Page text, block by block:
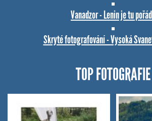
Vanadzor - Lenin je tu
Skryté fotografování - Vysoká
TOP FOTOGRAFIE